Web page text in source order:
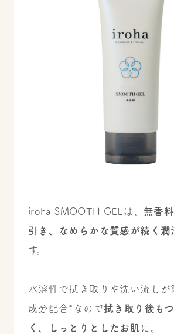
iroha SMOOTH GELは、 無香
引き、なめらかな質感が続く潤
す。
水溶性で拭き取りや洗い流しが
成分配合*なので拭き取り後も
く、しっとりとしたお肌に。